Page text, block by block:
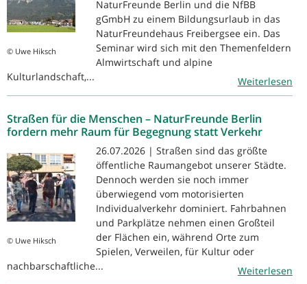
© Uwe Hiksch
NaturFreunde Berlin und die NfBB
gGmbH zu einem Bildungsurlaub in das
NaturFreundehaus Freibergsee ein. Das
Seminar wird sich mit den Themenfeldern
Almwirtschaft und alpine
Kulturlandschaft,...
Weiterlesen
Straßen für die Menschen – NaturFreunde Berlin
fordern mehr Raum für Begegnung statt Verkehr
© Uwe Hiksch
26.07.2026 | Straßen sind das größte
öffentliche Raumangebot unserer Städte.
Dennoch werden sie noch immer
überwiegend vom motorisierten
Individualverkehr dominiert. Fahrbahnen
und Parkplätze nehmen einen Großteil
der Flächen ein, während Orte zum
Spielen, Verweilen, für Kultur oder
nachbarschaftliche...
Weiterlesen